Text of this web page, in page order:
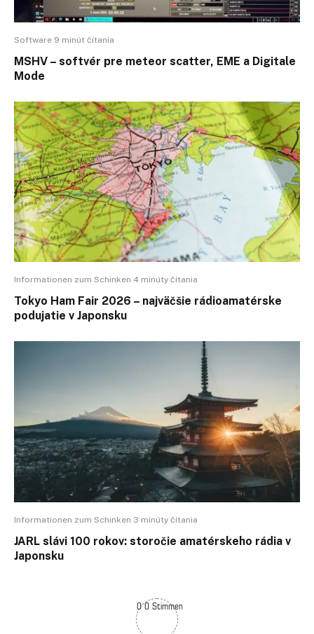
Software 9 minút čítania
MSHV – softvér pre meteor scatter, EME a Digitale
Mode
Informationen zum Schinken 4 minúty čítania
Tokyo Ham Fair 2026 – najväčšie rádioamatérske
podujatie v Japonsku
Informationen zum Schinken 3 minúty čítania
JARL slávi 100 rokov: storočie amatérskeho rádia v
Japonsku
0 0 Stimmen